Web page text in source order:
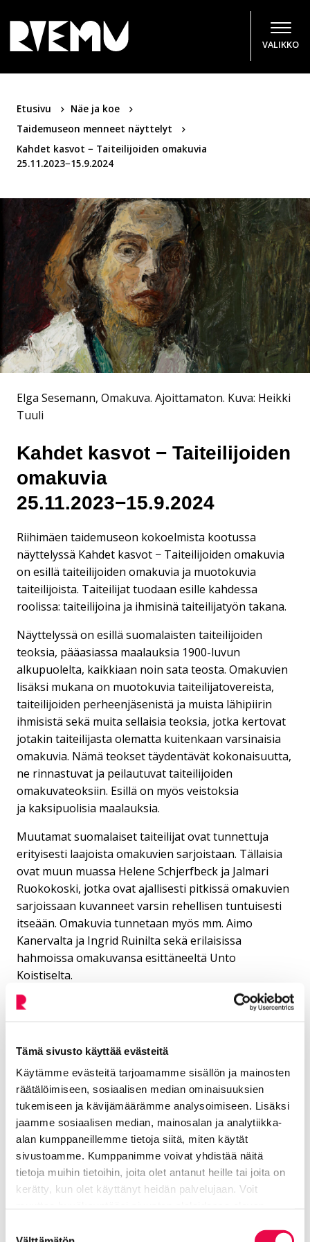
Tämä sivusto käyttää evästeitä
Käytämme evästeitä tarjoamamme sisällön ja mainosten
räätälöimiseen, sosiaalisen median ominaisuuksien
tukemiseen ja kävijämäärämme analysoimiseen. Lisäksi
jaamme sosiaalisen median, mainosalan ja analytiikka-
alan kumppaneillemme tietoja siitä, miten käytät
sivustoamme. Kumppanimme voivat yhdistää näitä
tietoja muihin tietoihin, joita olet antanut heille tai joita on
kerätty, kun olet käyttänyt heidän palvelujaan. Voit
VALIKKO
Etusivu
Näe ja koe
Taidemuseon menneet näyttelyt
Kahdet kasvot − Taiteilijoiden omakuvia
25.11.2023−15.9.2024
Elga Sesemann, Omakuva. Ajoittamaton. Kuva: Heikki
Tuuli
Kahdet kasvot − Taiteilijoiden
omakuvia
25.11.2023−15.9.2024
Riihimäen taidemuseon kokoelmista kootussa
näyttelyssä Kahdet kasvot − Taiteilijoiden omakuvia
on esillä taiteilijoiden omakuvia ja muotokuvia
taiteilijoista. Taiteilijat tuodaan esille kahdessa
roolissa: taiteilijoina ja ihmisinä taiteilijatyön takana.
Näyttelyssä on esillä suomalaisten taiteilijoiden
teoksia, pääasiassa maalauksia 1900-luvun
alkupuolelta, kaikkiaan noin sata teosta. Omakuvien
lisäksi mukana on muotokuvia taiteilijatovereista,
taiteilijoiden perheenjäsenistä ja muista lähipiirin
ihmisistä sekä muita sellaisia teoksia, jotka kertovat
jotakin taiteilijasta olematta kuitenkaan varsinaisia
omakuvia. Nämä teokset täydentävät kokonaisuutta,
ne rinnastuvat ja peilautuvat taiteilijoiden
omakuvateoksiin. Esillä on myös veistoksia
ja kaksipuolisia maalauksia.
Muutamat suomalaiset taiteilijat ovat tunnettuja
erityisesti laajoista omakuvien sarjoistaan. Tällaisia
ovat muun muassa Helene Schjerfbeck ja Jalmari
Ruokokoski, jotka ovat ajallisesti pitkissä omakuvien
sarjoissaan kuvanneet varsin rehellisen tuntuisesti
itseään. Omakuvia tunnetaan myös mm. Aimo
Kanervalta ja Ingrid Ruinilta sekä erilaisissa
hahmoissa omakuvansa esittäneeltä Unto
Koistiselta.
Näyttelyssä on mukana edellä mainittujen
taiteilijoiden teosten ohella teoksia muun muassa
Soldan-Brofeldt, Hugo Backmansson, Tyko
Sallinen, Eva Bagge, Eero Nelimarkka, Åke
Mattas ja Arvo Makkonen.